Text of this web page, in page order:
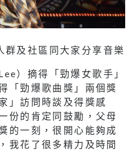
及社區同大家分享音樂
）摘得「勁爆女歌手」
「勁爆歌曲獎」兩個獎
」訪問時談及得獎感
份的肯定同鼓勵，父母
的一刻，很開心能夠成
我花了很多精力及時間